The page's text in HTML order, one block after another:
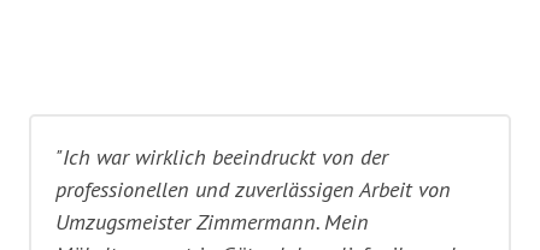
"Ich war wirklich beeindruckt von der
professionellen und zuverlässigen Arbeit von
Umzugsmeister Zimmermann. Mein